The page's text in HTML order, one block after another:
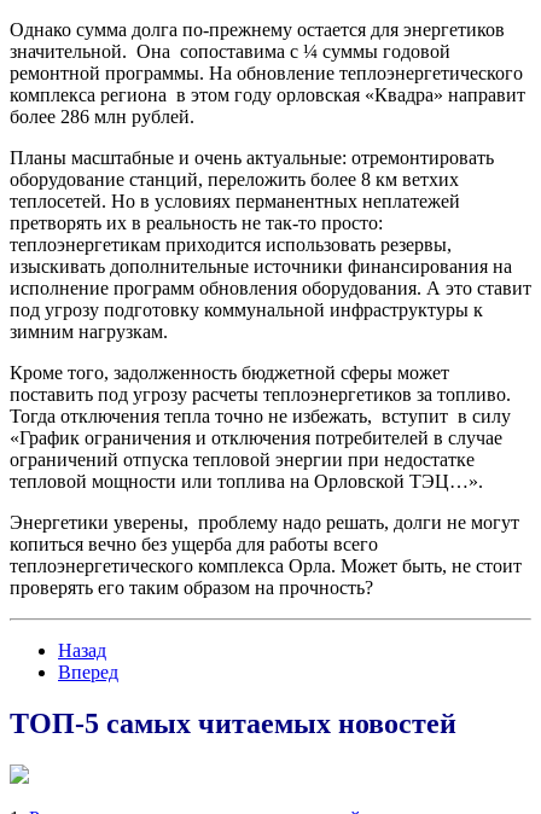
Однако сумма долга по-прежнему остается для энергетиков
значительной. Она сопоставима с ¼ суммы годовой
ремонтной программы. На обновление теплоэнергетического
комплекса региона в этом году орловская «Квадра» направит
более 286 млн рублей.
Планы масштабные и очень актуальные: отремонтировать
оборудование станций, переложить более 8 км ветхих
теплосетей. Но в условиях перманентных неплатежей
претворять их в реальность не так-то просто:
теплоэнергетикам приходится использовать резервы,
изыскивать дополнительные источники финансирования на
исполнение программ обновления оборудования. А это ставит
под угрозу подготовку коммунальной инфраструктуры к
зимним нагрузкам.
Кроме того, задолженность бюджетной сферы может
поставить под угрозу расчеты теплоэнергетиков за топливо.
Тогда отключения тепла точно не избежать, вступит в силу
«График ограничения и отключения потребителей в случае
ограничений отпуска тепловой энергии при недостатке
тепловой мощности или топлива на Орловской ТЭЦ…».
Энергетики уверены, проблему надо решать, долги не могут
копиться вечно без ущерба для работы всего
теплоэнергетического комплекса Орла. Может быть, не стоит
проверять его таким образом на прочность?
Назад
Вперед
ТОП-5 самых читаемых новостей